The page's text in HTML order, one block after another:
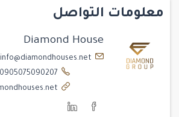
معلومات التواصل
Diamond House
info@diamondhouses.net